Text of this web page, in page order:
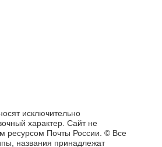
исключительно
характер. Сайт не
ресурсом Почты России. © Все
названия принадлежат